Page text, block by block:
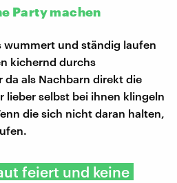
Party machen
wummert und ständig laufen
kichernd durchs
da als Nachbarn direkt die
lieber selbst bei ihnen klingeln
die sich nicht daran halten,
feiert und keine